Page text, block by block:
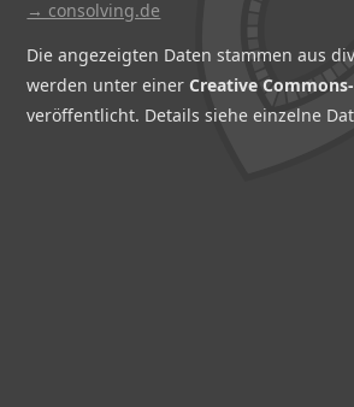
→ consolving.de
Die angezeigten Daten stammen aus
werden unter einerCreative
veröffentlicht. Details siehe einzelne